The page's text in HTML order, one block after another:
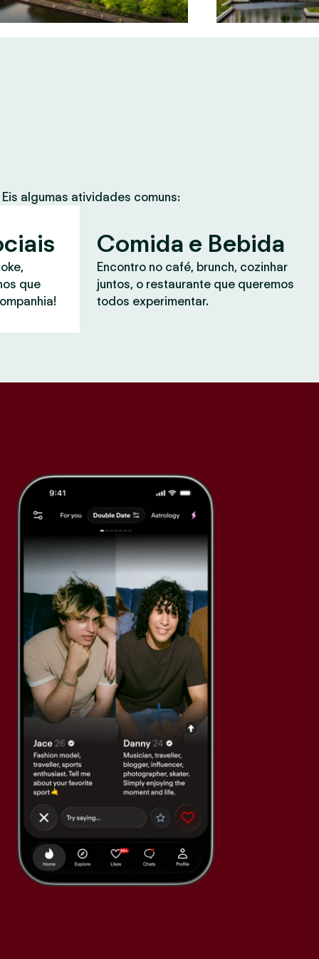
algumas atividades comuns:
que
Comida e Bebida
Encontro no café, brunch, cozinhar
juntos, o restaurante que queremos
todos experimentar.